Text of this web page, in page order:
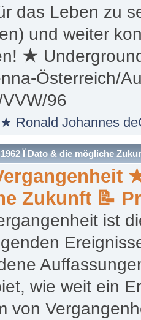
das Leben zu
und weiter
★
Österreich/
96
★ Ronald Johannes
Ï Dato & die mögliche
Zukunft 📝
ist
wie weit ein
von